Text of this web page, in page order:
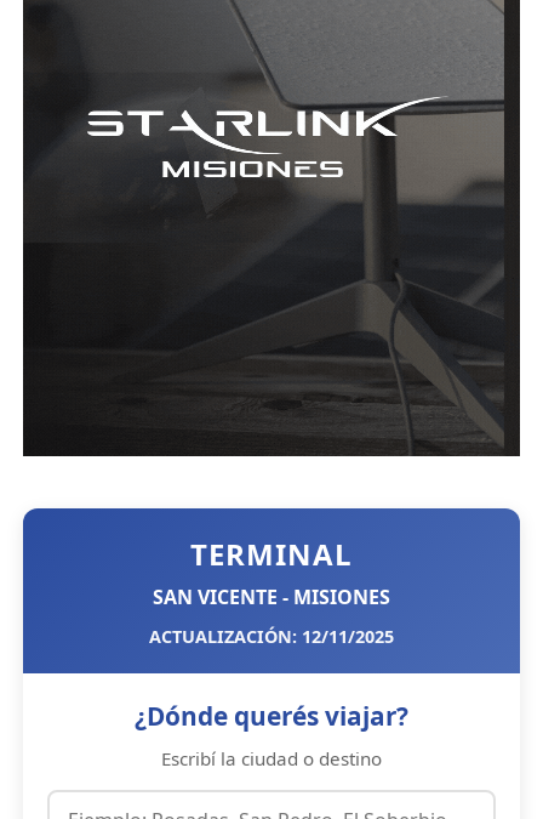
TERMINAL
SAN VICENTE - MISIONES
ACTUALIZACIÓN: 12/11/2025
¿Dónde querés viajar?
Escribí la ciudad o destino